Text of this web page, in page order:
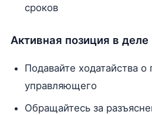
сроков
Активная позиция в деле
Подавайте ходатайства о
управляющего
Обращайтесь за